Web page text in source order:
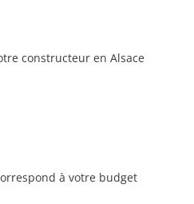
constructeur en Alsace
à votre budget